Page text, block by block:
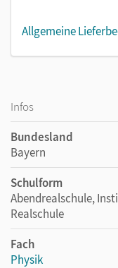
Allgemeine
Infos
Bundesland
Bayern
Schulform
Abendrealschule,
Realschule
Fach
Physik